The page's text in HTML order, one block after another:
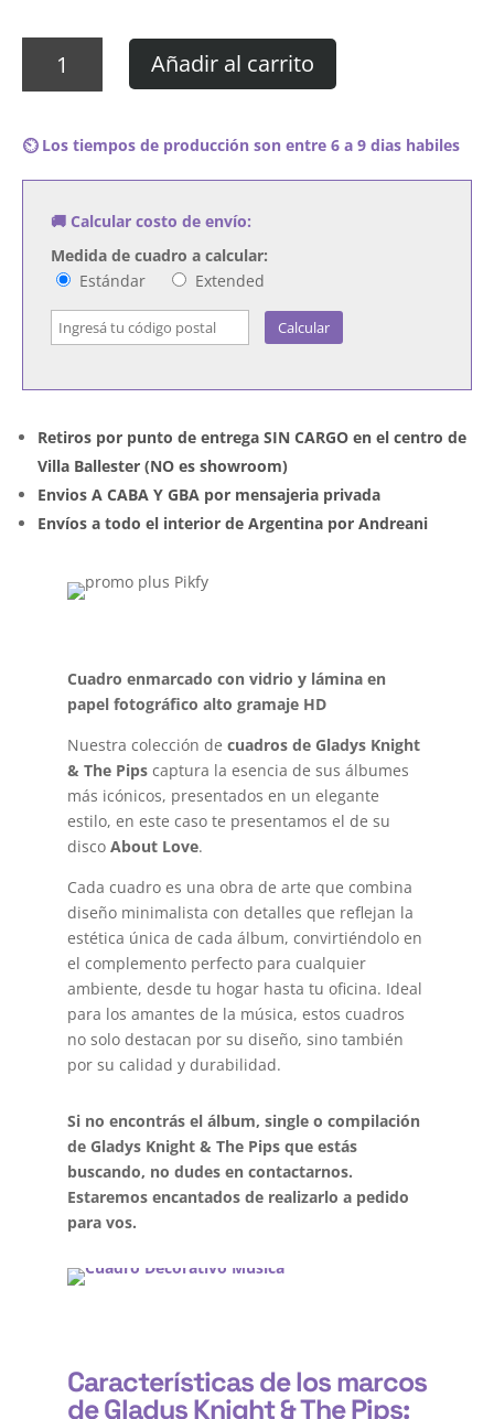
Gladys
The
Pips
About
Love
cantidad
Añadir al carrito
⏲️ Los tiempos de producción son entre 6 a 9 dias habiles
🚚 Calcular costo de envío:
Medida de cuadro a calcular:
Estándar
Extended
Calcular
Retiros por punto de entrega SIN CARGO en el centro de
Villa Ballester (NO es showroom)
Envios A CABA Y GBA por mensajeria privada
Envíos a todo el interior de Argentina por Andreani
Cuadro enmarcado con vidrio y lámina en
papel fotográfico alto gramaje HD
Nuestra colección de cuadros de Gladys Knight
& The Pipscaptura la esencia de sus álbumes
más icónicos, presentados en un elegante
estilo, en este caso te presentamos el de su
disco About Love.
Cada cuadro es una obra de arte que combina
diseño minimalista con detalles que reflejan la
estética única de cada álbum, convirtiéndolo en
el complemento perfecto para cualquier
ambiente, desde tu hogar hasta tu oficina. Ideal
para los amantes de la música, estos cuadros
no solo destacan por su diseño, sino también
por su calidad y durabilidad.
Si no encontrás el álbum, single o compilación
de Gladys Knight & The Pips que estás
buscando, no dudes en contactarnos.
Estaremos encantados de realizarlo a pedido
para vos.
Características de los marcos
de Gladys Knight & The Pips: